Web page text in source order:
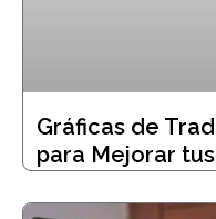
Gráficas de
para Mejorar